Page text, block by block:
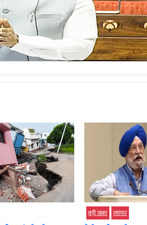
बड़ी खबर व्‍यापार